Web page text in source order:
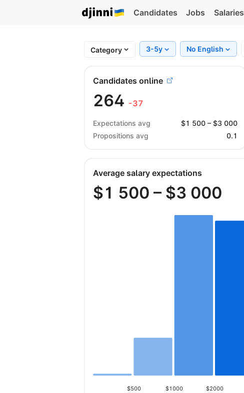
Candidates Jobs Salaries
Category 3-5y No English
Candidates online
264 -37
Expectations avg $1 500 – $3 000
Propositions avg
0.1
Average salary expectations
$1 500 – $3 000
$500 $1000 $2000